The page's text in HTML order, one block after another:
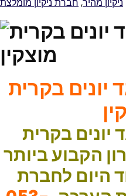
בקרית
בקרית
הקבוע ביותר
היום לחברת